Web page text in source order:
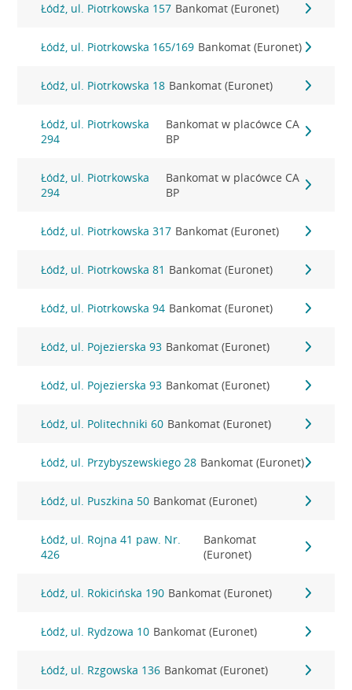
Łódź, ul. Piotrkowska 157 Bankomat (Euronet)
Łódź, ul. Piotrkowska 165/169 Bankomat (Euronet)
Łódź, ul. Piotrkowska 18 Bankomat (Euronet)
Łódź, ul. Piotrkowska
294
Bankomat w placówce CA
BP
Łódź, ul. Piotrkowska
294
Bankomat w placówce CA
BP
Łódź, ul. Piotrkowska 317 Bankomat (Euronet)
Łódź, ul. Piotrkowska 81 Bankomat (Euronet)
Łódź, ul. Piotrkowska 94 Bankomat (Euronet)
Łódź, ul. Pojezierska 93 Bankomat (Euronet)
Łódź, ul. Pojezierska 93 Bankomat (Euronet)
Łódź, ul. Politechniki 60 Bankomat (Euronet)
Łódź, ul. Przybyszewskiego 28 Bankomat (Euronet)
Łódź, ul. Puszkina 50 Bankomat (Euronet)
Łódź, ul. Rojna 41 paw. Nr.
426
Bankomat
(Euronet)
Łódź, ul. Rokicińska 190 Bankomat (Euronet)
Łódź, ul. Rydzowa 10 Bankomat (Euronet)
Łódź, ul. Rzgowska 136 Bankomat (Euronet)